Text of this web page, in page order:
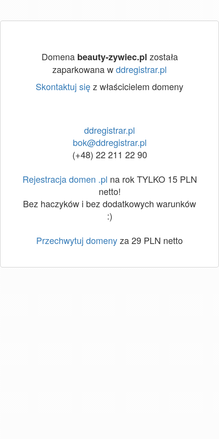
Domena beauty-zywiec.pl została
zaparkowana wddregistrar.pl
Skontaktuj sięz właścicielem domeny
ddregistrar.pl
bok@ddregistrar.pl
(+48) 22 211 22 90
Rejestracja domen .pl na rok TYLKO 15 PLN
netto!
Bez haczyków i bez dodatkowych warunków
:)
Przechwytuj domenyza 29 PLN netto